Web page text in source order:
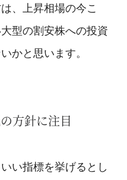
、上昇相場の今こ
型の割安株への投資
かと思います。
方針に注目
い指標を挙げるとし